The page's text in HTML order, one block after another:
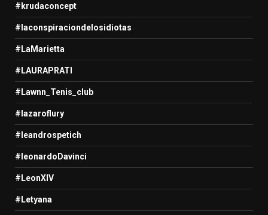
#krudaconcept
#laconspiraciondelosidiotas
#LaMarietta
#LAURAPRATI
#Lawnn_Tenis_club
#lazaroflury
#leandrospetich
#leonardoDavinci
#LeonXIV
#Letyana